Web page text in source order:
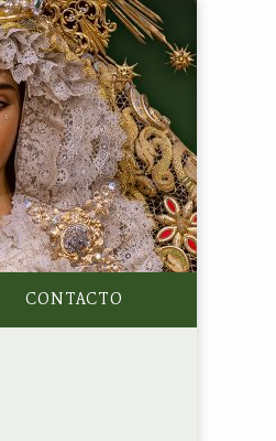
CONTACTO